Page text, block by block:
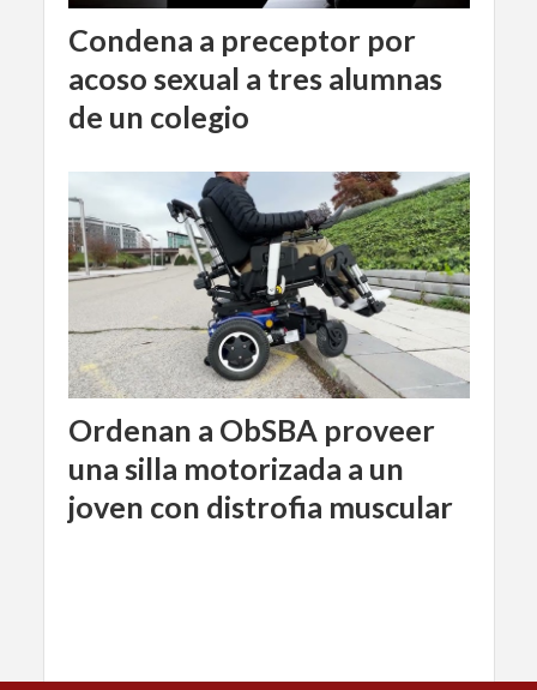
Condena a preceptor por
acoso sexual a tres alumnas
de un colegio
Ordenan a ObSBA proveer
una silla motorizada a un
joven con distrofia muscular